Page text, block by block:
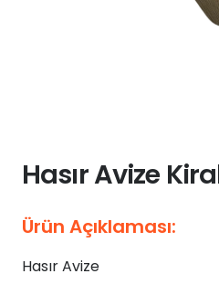
Hasır Avize
Ürün Açıklaması:
Hasır Avize